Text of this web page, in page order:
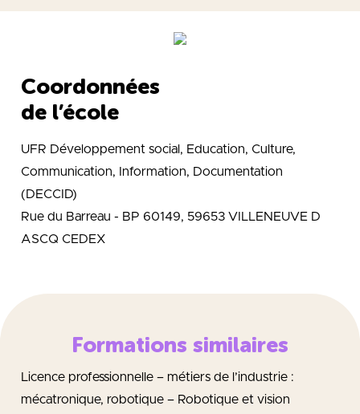
Coordonnées
de l’école
UFR Développement social, Education, Culture,
Communication, Information, Documentation
(DECCID)
Rue du Barreau - BP 60149, 59653 VILLENEUVE D
ASCQ CEDEX
Formations similaires
Licence professionnelle – métiers de l’industrie :
mécatronique, robotique – Robotique et vision